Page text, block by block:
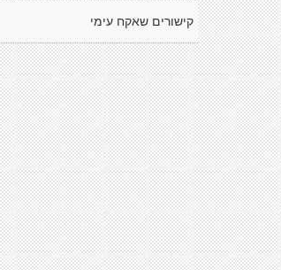
קישורים שאקח עימי